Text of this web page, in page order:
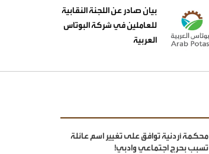
بيان صادر عن اللجنة النقابية
للعاملين في شركة البوتاس
العربية
محكمة أردنية توافق على تغيير اسم عائلة
تسبب بحرج اجتماعي وادبي!